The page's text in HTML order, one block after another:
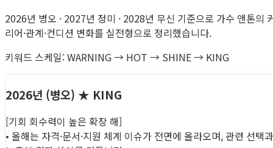
2026년 병오 · 2027년 정미 · 2028년 무신 기준으로 가수 앤톤의
리어·관계·컨디션 변화를 실전형으로 정리했습니다.
키워드 스케일: WARNING → HOT → SHINE → KING
2026년 (병오) ★ KING
[기회 회수력이 높은 확장 해]
• 올해는 자격·문서·지원 체계 이슈가 전면에 올라오며, 관련 선택과